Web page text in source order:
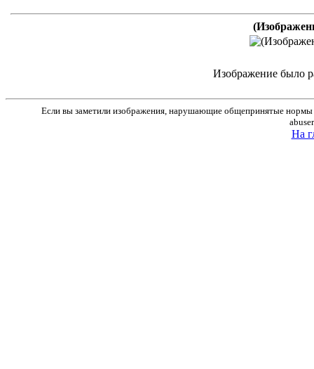
Изображение было
Если вы заметили изображения, нарушающие общепринятые нормы
На